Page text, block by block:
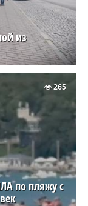
из
по пляжу с
265